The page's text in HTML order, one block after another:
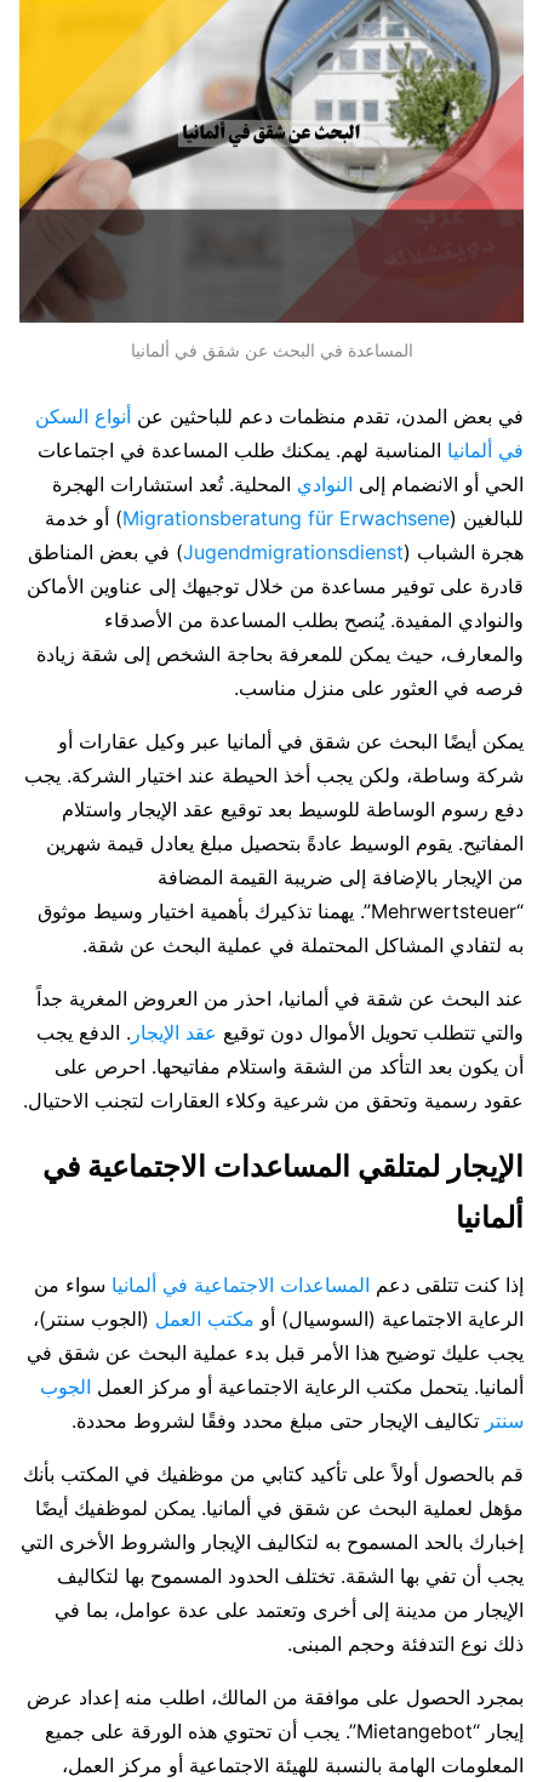
المساعدة في البحث عن شقق في ألمانيا
في بعض المدن، تقدم منظمات دعم للباحثين عن أنواع السكن
في ألمانيا المناسبة لهم. يمكنك طلب المساعدة في اجتماعات
الحي أو الانضمام إلى النوادي المحلية. تُعد استشارات الهجرة
للبالغين (Migrationsberatung für Erwachsene) أو خدمة
هجرة الشباب (Jugendmigrationsdienst) في بعض المناطق
قادرة على توفير مساعدة من خلال توجيهك إلى عناوين الأماكن
والنوادي المفيدة. يُنصح بطلب المساعدة من الأصدقاء
والمعارف، حيث يمكن للمعرفة بحاجة الشخص إلى شقة زيادة
فرصه في العثور على منزل مناسب.
يمكن أيضًا البحث عن شقق في ألمانيا عبر وكيل عقارات أو
شركة وساطة، ولكن يجب أخذ الحيطة عند اختيار الشركة. يجب
دفع رسوم الوساطة للوسيط بعد توقيع عقد الإيجار واستلام
المفاتيح. يقوم الوسيط عادةً بتحصيل مبلغ يعادل قيمة شهرين
من الإيجار بالإضافة إلى ضريبة القيمة المضافة
“Mehrwertsteuer”. يهمنا تذكيرك بأهمية اختيار وسيط موثوق
به لتفادي المشاكل المحتملة في عملية البحث عن شقة.
عند البحث عن شقة في ألمانيا، احذر من العروض المغرية جداً
والتي تتطلب تحويل الأموال دون توقيع عقد الإيجار . الدفع يجب
أن يكون بعد التأكد من الشقة واستلام مفاتيحها. احرص على
عقود رسمية وتحقق من شرعية وكلاء العقارات لتجنب الاحتيال.
الإيجار لمتلقي المساعدات الاجتماعية في
ألمانيا
إذا كنت تتلقى دعم المساعدات الاجتماعية في ألمانيا سواء من
الرعاية الاجتماعية (السوسيال) أو مكتب العمل (الجوب سنتر)،
يجب عليك توضيح هذا الأمر قبل بدء عملية البحث عن شقق في
ألمانيا. يتحمل مكتب الرعاية الاجتماعية أو مركز العمل الجوب
سنتر تكاليف الإيجار حتى مبلغ محدد وفقًا لشروط محددة.
قم بالحصول أولاً على تأكيد كتابي من موظفيك في المكتب بأنك
مؤهل لعملية البحث عن شقق في ألمانيا. يمكن لموظفيك أيضًا
إخبارك بالحد المسموح به لتكاليف الإيجار والشروط الأخرى التي
يجب أن تفي بها الشقة. تختلف الحدود المسموح بها لتكاليف
الإيجار من مدينة إلى أخرى وتعتمد على عدة عوامل، بما في
ذلك نوع التدفئة وحجم المبنى.
بمجرد الحصول على موافقة من المالك، اطلب منه إعداد عرض
إيجار “Mietangebot”. يجب أن تحتوي هذه الورقة على جميع
المعلومات الهامة بالنسبة للهيئة الاجتماعية أو مركز العمل،